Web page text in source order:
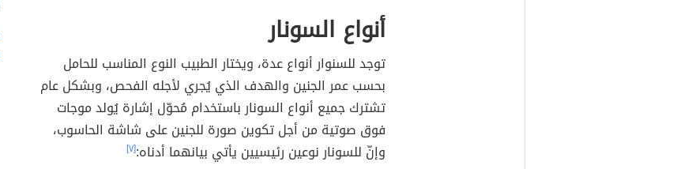
أنواع السونار
توجد للسنوار أنواع عدة، ويختار الطبيب النوع المناسب للحامل
بحسب عمر الجنين والهدف الذي يُجري لأجله الفحص، وبشكل عام
تشترك جميع أنواع السونار باستخدام مُحوّل إشارة يُولد موجات
فوق صوتية من أجل تكوين صورة للجنين على شاشة الحاسوب،
وإنّ للسونار نوعين رئيسيين يأتي بيانهما أدناه:[٧]